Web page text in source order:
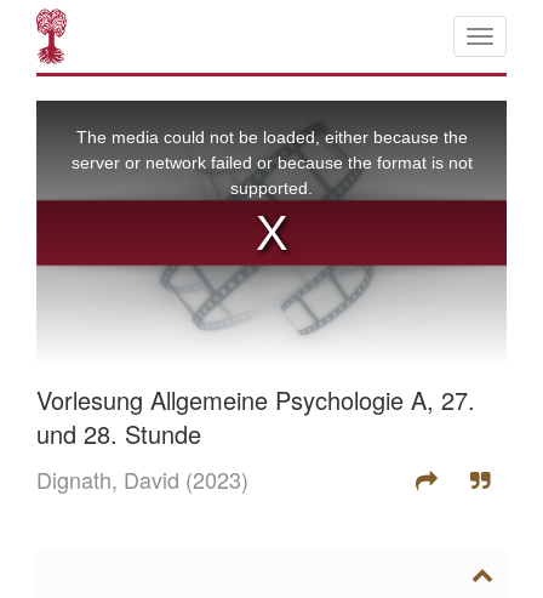
Vorlesung Allgemeine Psychologie A, 27.
und 28. Stunde
Dignath, David (2023)